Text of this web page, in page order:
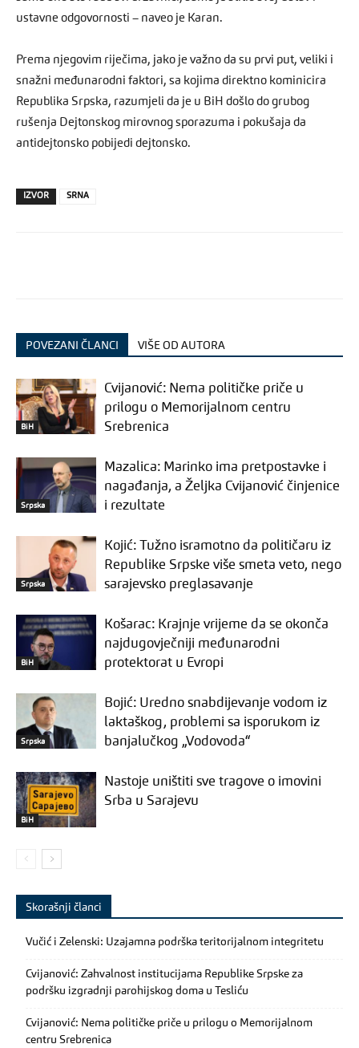
ustavne odgovornosti – naveo je Karan.
Prema njegovim riječima, jako je važno da su prvi put, veliki i
snažni međunarodni faktori, sa kojima direktno kominicira
Republika Srpska, razumjeli da je u BiH došlo do grubog
rušenja Dejtonskog mirovnog sporazuma i pokušaja da
antidejtonsko pobijedi dejtonsko.
IZVOR SRNA
POVEZANI ČLANCI VIŠE OD AUTORA
BiH
Cvijanović: Nema političke priče u
prilogu o Memorijalnom centru
Srebrenica
Srpska
Mazalica: Marinko ima pretpostavke i
nagađanja, a Željka Cvijanović činjenice
i rezultate
Srpska
Kojić: Tužno isramotno da političaru iz
Republike Srpske više smeta veto, nego
sarajevsko preglasavanje
BiH
Košarac: Krajnje vrijeme da se okonča
najdugovječniji međunarodni
protektorat u Evropi
Srpska
Bojić: Uredno snabdijevanje vodom iz
laktaškog, problemi sa isporukom iz
banjalučkog „Vodovoda“
BiH
Nastoje uništiti sve tragove o imovini
Srba u Sarajevu
Skorašnji članci
Vučić i Zelenski: Uzajamna podrška teritorijalnom integritetu
Cvijanović: Zahvalnost institucijama Republike Srpske za
podršku izgradnji parohijskog doma u Tesliću
Cvijanović: Nema političke priče u prilogu o Memorijalnom
centru Srebrenica